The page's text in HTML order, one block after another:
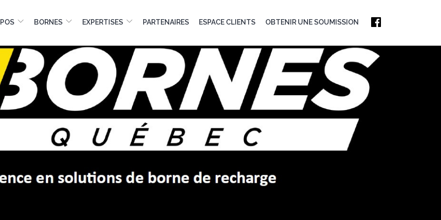
BORNES EXPERTISES PARTENAIRES ESPACE CLIENTS OBTENIR UNE SOUMISSION
LE FUTUR, C'EST MAINTENANT!
LA RÉFÉRENCE EN
SOLUTIONS DE BORNES
DE RECHARGE AU QUÉBEC